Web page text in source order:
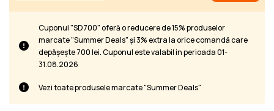
Cuponul "SD700" oferă o reducere de 15% produselor
marcate "Summer Deals" și 3% extra la orice comandă care
depășește 700 lei. Cuponul este valabil in perioada 01-
31.08.2026
Vezi toate produsele marcate "Summer Deals"